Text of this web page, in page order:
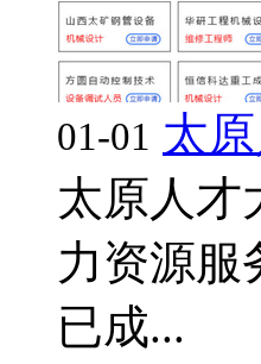
01-01 太
太原人才
力资源服
已成...